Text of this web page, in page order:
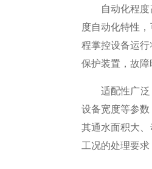
自动化程度高
度自动化特性
程掌控设备运
保护装置，故
适配性广泛，
设备宽度等参
其通水面积大
工况的处理要